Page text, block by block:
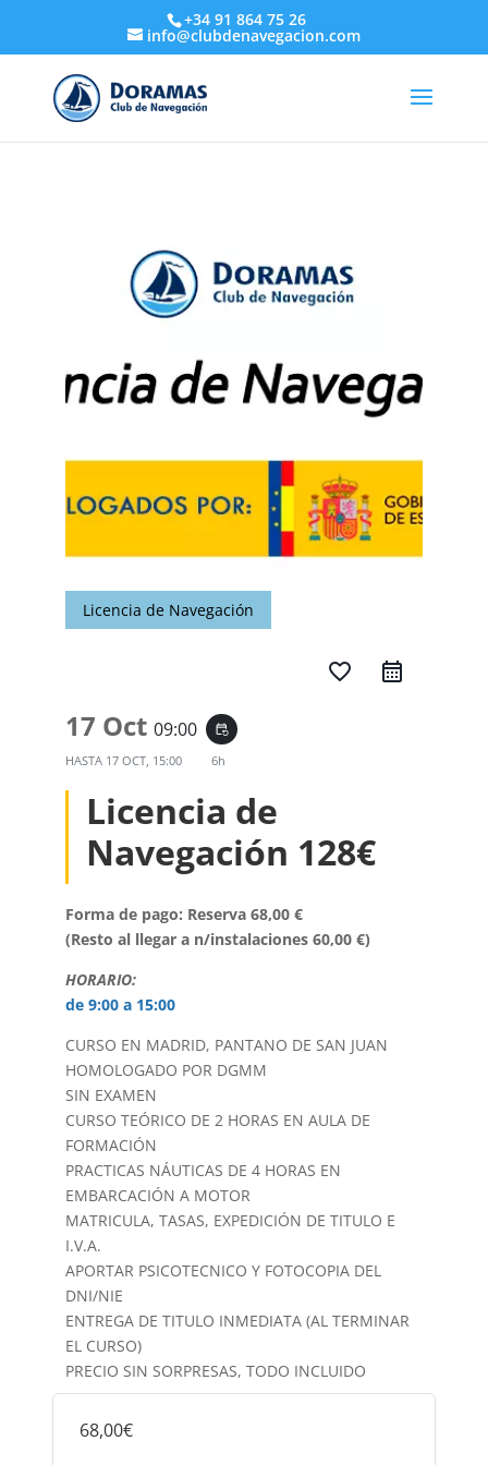
+34 91 864 75 26
info@clubdenavegacion.com
Licencia de Navegación
favorite_border
17 Oct 09:00 event_repeat
HASTA 17 OCT, 15:00 6h
Licencia de
Navegación 128€
Forma de pago: Reserva 68,00 €
(Resto al llegar a n/instalaciones 60,00 €)
HORARIO:
de 9:00 a 15:00
CURSO EN MADRID, PANTANO DE SAN JUAN
HOMOLOGADO POR DGMM
SIN EXAMEN
CURSO TEÓRICO DE 2 HORAS EN AULA DE
FORMACIÓN
PRACTICAS NÁUTICAS DE 4 HORAS EN
EMBARCACIÓN A MOTOR
MATRICULA, TASAS, EXPEDICIÓN DE TITULO E
I.V.A.
APORTAR PSICOTECNICO Y FOTOCOPIA DEL
DNI/NIE
ENTREGA DE TITULO INMEDIATA (AL TERMINAR
EL CURSO)
PRECIO SIN SORPRESAS, TODO INCLUIDO
68,00€